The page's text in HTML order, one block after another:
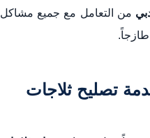
من التعامل مع جميع مشاكل
تصليح ثلاجات